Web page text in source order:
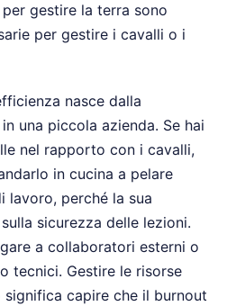
gestire la terra sono
per gestire i cavalli o i
nasce dalla
una piccola azienda. Se hai
nel rapporto con i cavalli,
in cucina a pelare
lavoro, perché la sua
sicurezza delle lezioni.
a collaboratori esterni o
tecnici. Gestire le risorse
significa capire che il burnout